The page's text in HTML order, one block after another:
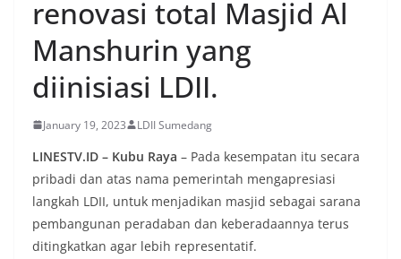
renovasi total Masjid Al
Manshurin yang
diinisiasi LDII.
January 19, 2023 LDII Sumedang
LINESTV.ID – Kubu Raya – Pada kesempatan itu secara
pribadi dan atas nama pemerintah mengapresiasi
langkah LDII, untuk menjadikan masjid sebagai sarana
pembangunan peradaban dan keberadaannya terus
ditingkatkan agar lebih representatif.